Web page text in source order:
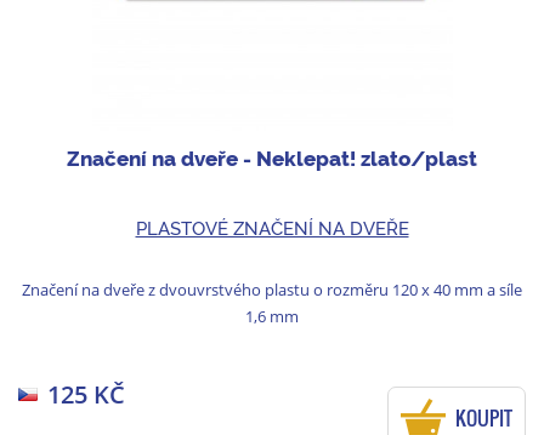
Značení na dveře - Neklepat! zlato/plast
PLASTOVÉ ZNAČENÍ NA DVEŘE
Značení na dveře z dvouvrstvého plastu o rozměru 120 x 40 mm a síle
1,6 mm
125 KČ
KOUPIT